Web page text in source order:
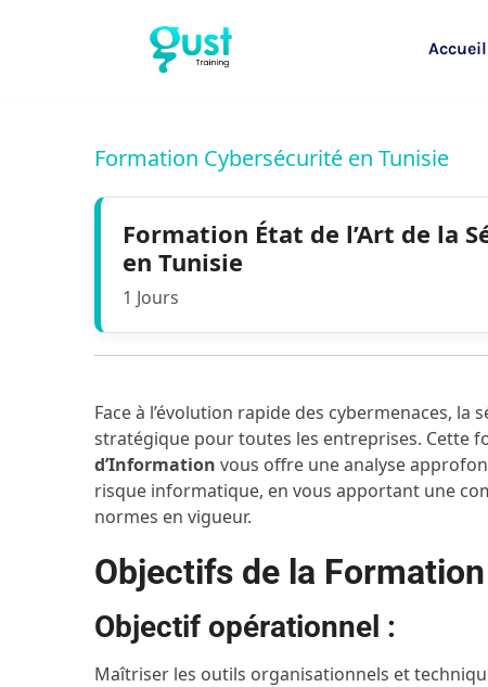
Accueil
Formation Cybersécurité en Tunisie
Formation État de l’Art de la
en Tunisie
1 Jours
Face à l’évolution rapide des cybermenaces, la
stratégique pour toutes les entreprises. Cette
d’Information vous offre une analyse
risque informatique, en vous apportant une
normes en vigueur.
Objectifs de la Formation
Objectif opérationnel :
Maîtriser les outils organisationnels et